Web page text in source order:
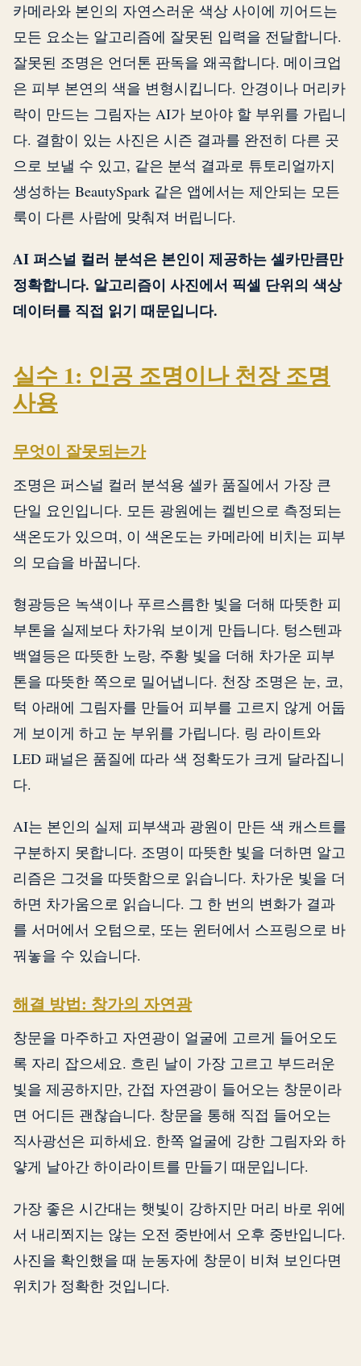
카메라와 본인의 자연스러운 색상 사이에 끼어드는
모든 요소는 알고리즘에 잘못된 입력을 전달합니다.
잘못된 조명은 언더톤 판독을 왜곡합니다. 메이크업
은 피부 본연의 색을 변형시킵니다. 안경이나 머리카
락이 만드는 그림자는 AI가 보아야 할 부위를 가립니
다. 결함이 있는 사진은 시즌 결과를 완전히 다른 곳
으로 보낼 수 있고, 같은 분석 결과로 튜토리얼까지
생성하는 BeautySpark 같은 앱에서는 제안되는 모든
룩이 다른 사람에 맞춰져 버립니다.
AI 퍼스널 컬러 분석은 본인이 제공하는 셀카만큼만
정확합니다. 알고리즘이 사진에서 픽셀 단위의 색상
데이터를 직접 읽기 때문입니다.
실수 1: 인공 조명이나 천장 조명
사용
무엇이 잘못되는가
조명은 퍼스널 컬러 분석용 셀카 품질에서 가장 큰
단일 요인입니다. 모든 광원에는 켈빈으로 측정되는
색온도가 있으며, 이 색온도는 카메라에 비치는 피부
의 모습을 바꿉니다.
형광등은 녹색이나 푸르스름한 빛을 더해 따뜻한 피
부톤을 실제보다 차가워 보이게 만듭니다. 텅스텐과
백열등은 따뜻한 노랑, 주황 빛을 더해 차가운 피부
톤을 따뜻한 쪽으로 밀어냅니다. 천장 조명은 눈, 코,
턱 아래에 그림자를 만들어 피부를 고르지 않게 어둡
게 보이게 하고 눈 부위를 가립니다. 링 라이트와
LED 패널은 품질에 따라 색 정확도가 크게 달라집니
다.
AI는 본인의 실제 피부색과 광원이 만든 색 캐스트를
구분하지 못합니다. 조명이 따뜻한 빛을 더하면 알고
리즘은 그것을 따뜻함으로 읽습니다. 차가운 빛을 더
하면 차가움으로 읽습니다. 그 한 번의 변화가 결과
를 서머에서 오텀으로, 또는 윈터에서 스프링으로 바
꿔놓을 수 있습니다.
해결 방법: 창가의 자연광
창문을 마주하고 자연광이 얼굴에 고르게 들어오도
록 자리 잡으세요. 흐린 날이 가장 고르고 부드러운
빛을 제공하지만, 간접 자연광이 들어오는 창문이라
면 어디든 괜찮습니다. 창문을 통해 직접 들어오는
직사광선은 피하세요. 한쪽 얼굴에 강한 그림자와 하
얗게 날아간 하이라이트를 만들기 때문입니다.
가장 좋은 시간대는 햇빛이 강하지만 머리 바로 위에
서 내리쬐지는 않는 오전 중반에서 오후 중반입니다.
사진을 확인했을 때 눈동자에 창문이 비쳐 보인다면
위치가 정확한 것입니다.